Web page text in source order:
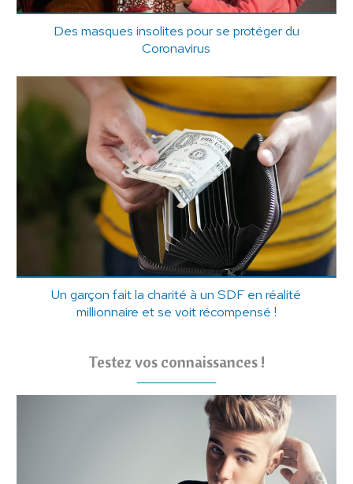
Des masques insolites pour se protéger du
Coronavirus
Un garçon fait la charité à un SDF en réalité
millionnaire et se voit récompensé !
Testez vos connaissances !